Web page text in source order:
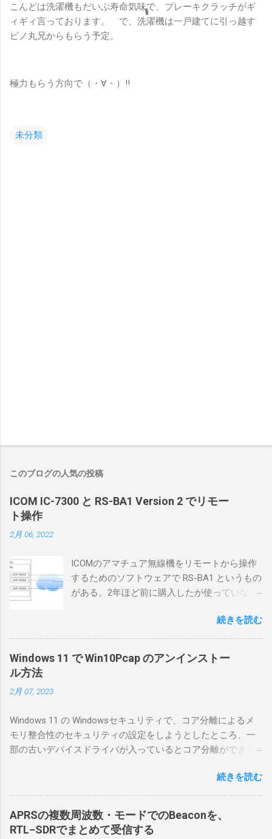
こんどは洗濯機もだいぶ寿命気味で、ブレーキクラッチがギ
ィギィ言っております。 で、洗濯機は一戸建てに引っ越す
ピノ丸兄からもらう予定。
極力もらう方向で（・∀・）!!
未分類
このブログの人気の投稿
ICOM IC-7300 と RS-BA1 Version 2 でリモー
ト操作
2月 06, 2022
ICOMのアマチュア無線機をリモートから操作
するためのソフトウェアで RS-BA1 というもの
がある。2年ほど前に購入したが使っていなか
としているので、リモートから操作できる無
線局構築のために、真面目に使ってみること
くだろうと思ったのだが、ちっともそんなに
合は、下記のこれらものが必要である ICOMの
無線機。 今回は私が持っているIC-7300を使
う。 無線機側(サーバ側) のWindows PC。 今
を入れて使っている。 TPMとか入っているの
でBitLockerのDisk暗号化もでき、遠隔地で盗難
にあってもデータ流出の危険性が少ないかな
と思って。 操作側 (クライアント側) の
続きを読む
Windows 11 で Win10Pcap のアンインストー
ル方法
2月 07, 2023
Windows 11 の Windowsセキュリティで、コア分離によるメ
モリ整合性のセキュリティの設定をしようとしたところ、一
部の古いデバイスドライバが入っているとコア分離ができな
で利用する Win10Pcap.sys が入っているためにコア分離がで
きないとエラーが出ておりました。 アンインストールのプロ
グラムなどを走らせてもアンインストールできなかったの
で、どのように実行すればよいのか調べながら実施しまし
続きを読む
APRSの複数周波数・モードでのBeaconを、
RTL−SDRでまとめて受信する